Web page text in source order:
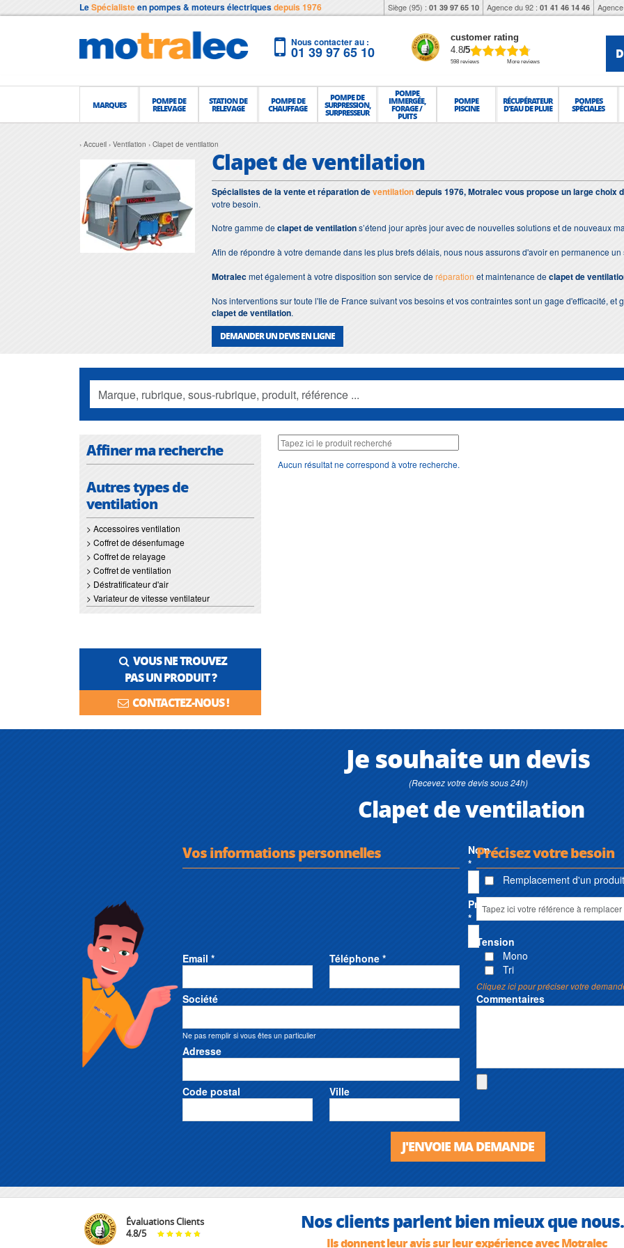
LeSpécialisteen pompes & moteurs électriquesdepuis 1976 Siège (95) : 01 39 97 65 10 Agence du 92 : 01 41 46 14 46
Nous contacter au :
01 39 97 65 10
customer rating
4.8/5
598 reviews More reviews
MARQUES POMPE DE
RELEVAGE
STATION DE
RELEVAGE
POMPE DE
CHAUFFAGE
POMPE DE
SURPRESSION,
SURPRESSEUR
POMPE
IMMERGÉE,
FORAGE /
PUITS
POMPE
PISCINE
RÉCUPÉRATEUR
D'EAU DE PLUIE
POMPES
SPÉCIALES
Accueil Ventilation Clapet de ventilation
Clapet de ventilation
Spécialistes de la vente et réparation deventilationdepuis 1976, Motralec vous propose un large choix
votre besoin.
Notre gamme declapet de ventilations’étend jour après jour avec de nouvelles solutions et de nouveaux
Afin de répondre à votre demande dans les plus brefs délais, nous nous assurons d'avoir en permanence
Motralecmet également à votre disposition son service deréparation et maintenance declapet de
Nos interventions sur toute l'Ile de France suivant vos besoins et vos contraintes sont un gage d'efficacité,
clapet de ventilation.
DEMANDER UN DEVIS EN LIGNE
Affiner ma recherche
Autres types de
ventilation
> Accessoires ventilation
> Coffret de désenfumage
> Coffret de relayage
> Coffret de ventilation
> Déstratificateur d'air
> Variateur de vitesse ventilateur
VOUS NE TROUVEZ
PAS UN PRODUIT ?
CONTACTEZ-NOUS !
Aucun résultat ne correspond à votre recherche.
Je souhaite un devis
(Recevez votre devis sous 24h)
Clapet de ventilation
Vos informations personnelles
Nom
*
Prénom
*
Email * Téléphone *
Société
Ne pas remplir si vous êtes un particulier
Adresse
Code postal Ville
Précisez votre besoin
Remplacement d'un
Tension
Mono
Tri
Cliquez ici pour préciser votre
Commentaires
J'ENVOIE MA DEMANDE
Évaluations Clients
4.8/5 Nos clients parlent bien mieux que
Ils donnent leur avis sur leur expérience avec Motralec